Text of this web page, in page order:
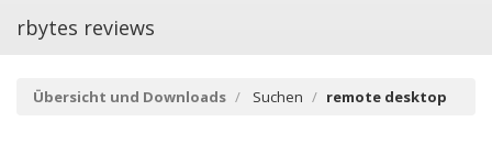
rbytes reviews
Übersicht und Downloads Suchen remote desktop